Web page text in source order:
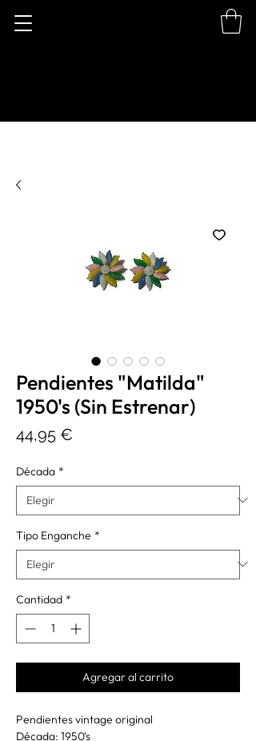
Pendientes "Matilda"
1950's (Sin Estrenar)
44,95 €
Década *
Tipo Enganche *
Cantidad *
Agregar al carrito
Pendientes vintage original
Década: 1950's